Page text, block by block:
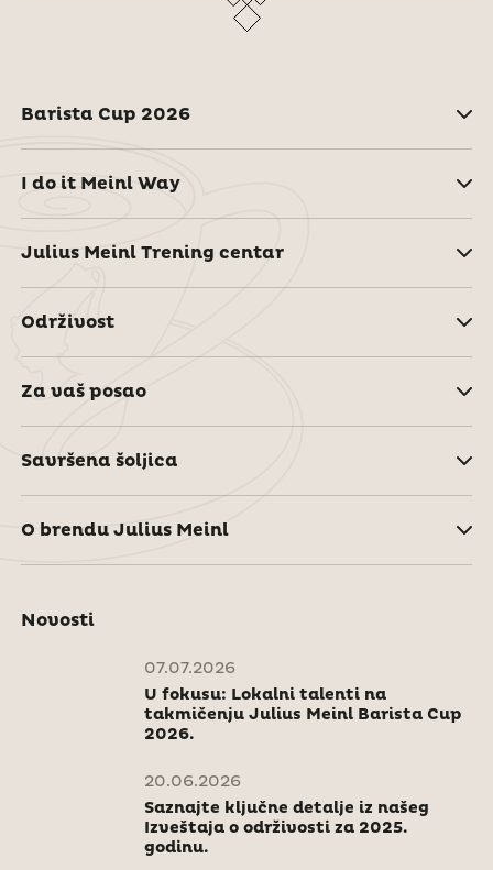
Barista Cup 2026
I do it Meinl Way
Julius Meinl Trening centar
Održivost
Za vaš posao
Savršena šoljica
O brendu Julius Meinl
Novosti
07.07.2026
U fokusu: Lokalni talenti na
takmičenju Julius Meinl Barista Cup
2026.
20.06.2026
Saznajte ključne detalje iz našeg
Izveštaja o održivosti za 2025.
godinu.